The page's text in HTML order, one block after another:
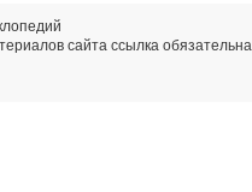
сайта ссылка обязательна